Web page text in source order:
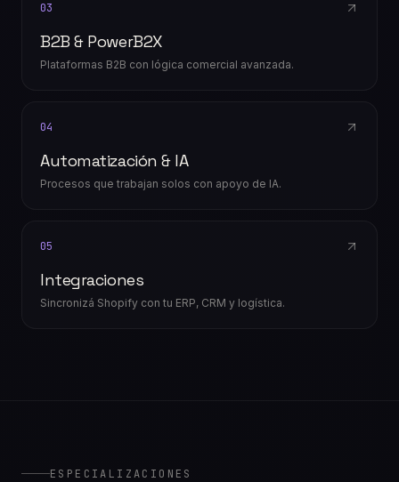
03
B2B & PowerB2X
Plataformas B2B con lógica comercial avanzada.
04
Automatización & IA
Procesos que trabajan solos con apoyo de IA.
05
Integraciones
Sincronizá Shopify con tu ERP, CRM y logística.
ESPECIALIZACIONES